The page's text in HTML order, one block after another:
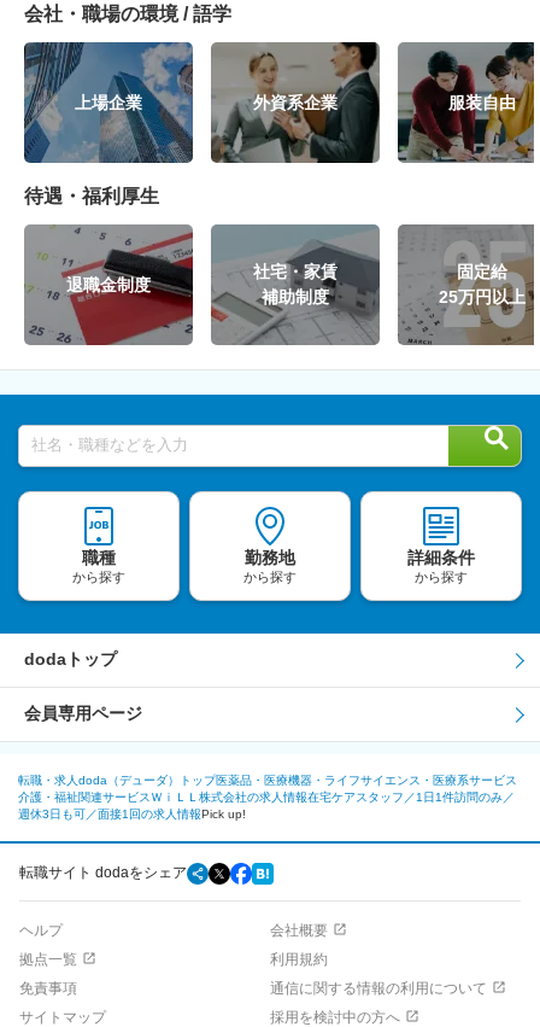
会社・職場の環境 / 語学
上場企業 外資系企業 服装自由
待遇・福利厚生
退職金制度
社宅・家賃
補助制度
固定給
25万円以上
社名・職種などを入力
職種
から探す
勤務地
から探す
詳細条件
から探す
dodaトップ
会員専用ページ
転職・求人doda（デューダ）トップ医薬品・医療機器・ライフサイエンス・医療系サービス
介護・福祉関連サービスＷｉＬＬ株式会社の求人情報在宅ケアスタッフ／1日1件訪問のみ／
週休3日も可／面接1回の求人情報Pick up!
転職サイト dodaをシェア
ヘルプ
会社概要
拠点一覧
利用規約
免責事項
通信に関する情報の利用について
サイトマップ
採用を検討中の方へ